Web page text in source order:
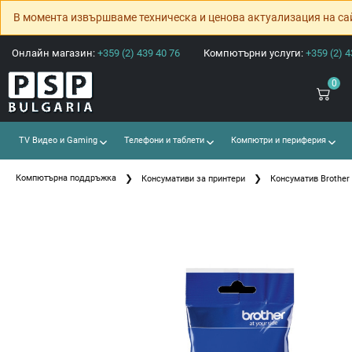
В момента извършваме техническа и ценова актуализация на
Онлайн магазин: +359 (2) 439 40 76 Компютърни услуги: +359 (2)
0
TV Видео и Gaming Телефони и таблети Компютри и периферия
Компютърна поддръжка Консумативи за принтери Консуматив